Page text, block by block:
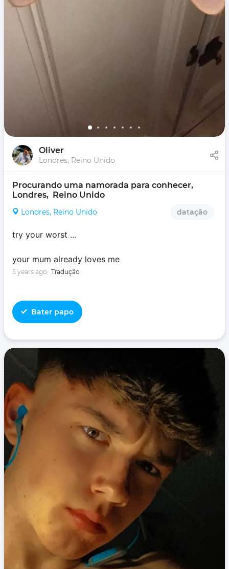
Oliver
Londres, Reino Unido
Procurando uma namorada para conhecer,
Londres,  Reino Unido
Londres, Reino Unido datação
try your worst ...
your mum already loves me
5 years ago Tradução
Bater papo